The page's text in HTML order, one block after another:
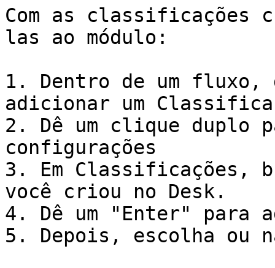
Com as classificações
las ao módulo:
1. Dentro de um fluxo,
adicionar um
2. Dê um clique duplo
configurações
3. Em Classificações,
você criou no Desk.
4. Dê um "Enter" para
5. Depois, escolha ou